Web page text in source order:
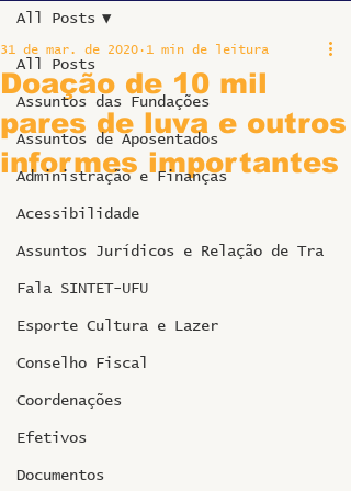
All Posts
Assuntos das Fundações
Assuntos de Aposentados
Administração e Finanças
Acessibilidade
Assuntos Jurídicos e Relação de Tra
Fala SINTET-UFU
Esporte Cultura e Lazer
Conselho Fiscal
Coordenações
Efetivos
Documentos
All Posts
Doação de 10 mil
pares de luva e outros
informes importantes
31 de mar. de 2020 1 min de leitura